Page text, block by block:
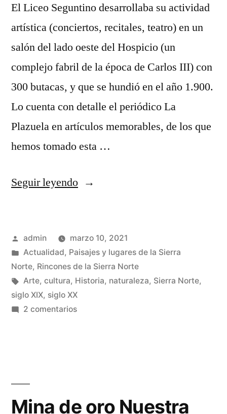
El Liceo Seguntino desarrollaba su actividad
artística (conciertos, recitales, teatro) en un
salón del lado oeste del Hospicio (un
complejo fabril de la época de Carlos III) con
300 butacas, y que se hundió en el año 1.900.
Lo cuenta con detalle el periódico La
Plazuela en artículos memorables, de los que
hemos tomado esta …
Seguir leyendo«El
Sigüenza»
Publicado
por
admin
marzo 10, 2021
Publicado
en
Actualidad, Paisajes y lugares de la Sierra
Norte, Rincones de la Sierra Norte
Etiquetas:
Arte, cultura, Historia, naturaleza, Sierra Norte,
siglo XIX, siglo XX
2 comentariosen
Mina de oro Nuestra